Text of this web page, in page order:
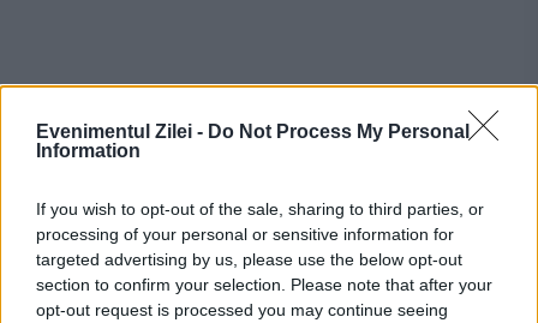
Evenimentul Zilei - Do Not Process My Personal
Information
If you wish to opt-out of the sale, sharing to third parties, or
processing of your personal or sensitive information for
targeted advertising by us, please use the below opt-out
section to confirm your selection. Please note that after your
opt-out request is processed you may continue seeing
Recomandările noastre